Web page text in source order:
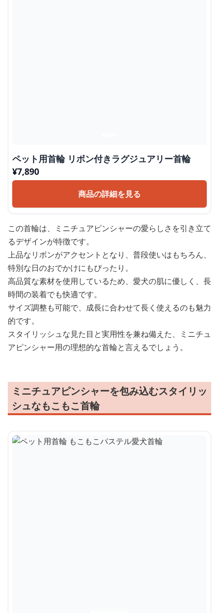
ペット用首輪 リボン付きラグジュアリー首輪
¥7,890
商品の詳細を見る
この首輪は、ミニチュアピンシャーの愛らしさを引き立て
るデザインが特徴です。
上品なリボンがアクセントとなり、普段使いはもちろん、
特別な日のおでかけにもぴったり。
高品質な素材を使用しているため、愛犬の肌に優しく、長
時間の装着でも快適です。
サイズ調整も可能で、成長に合わせて長く使えるのも魅力
的です。
スタイリッシュな見た目と実用性を兼ね備えた、ミニチュ
アピンシャー用の理想的な首輪と言えるでしょう。
ミニチュアピンシャーを包み込むスタイリッ
シュなもこもこ首輪